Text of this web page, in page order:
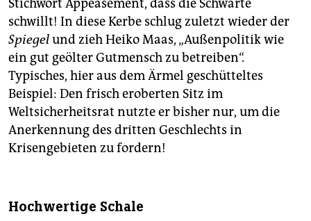
Stichwort Appeasement, dass die Schwarte
schwillt! In diese Kerbe schlug zuletzt wieder der
Spiegelund zieh Heiko Maas, „Außenpolitik wie
ein gut geölter Gutmensch zu betreiben“.
Typisches, hier aus dem Ärmel geschütteltes
Beispiel: Den frisch eroberten Sitz im
Weltsicherheitsrat nutzte er bisher nur, um die
Anerkennung des dritten Geschlechts in
Krisengebieten zu fordern!
Hochwertige Schale